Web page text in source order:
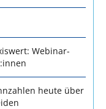
Webinar-
heute über